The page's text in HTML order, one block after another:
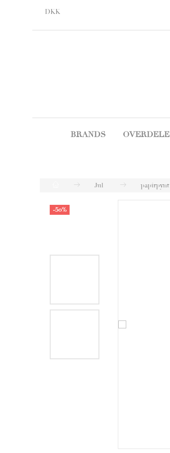
DKK
BRANDS OVERDELE
Jul papirpynt
-50%